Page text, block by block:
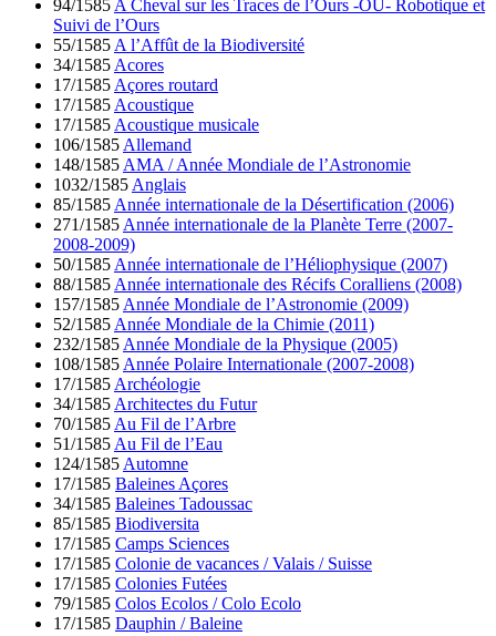
94/1585 A Cheval sur les Traces de l’Ours -OU- Robotique et
Suivi de l’Ours
55/1585 A l’Affût de la Biodiversité
34/1585 Acores
17/1585 Açores routard
17/1585 Acoustique
17/1585 Acoustique musicale
106/1585 Allemand
148/1585 AMA / Année Mondiale de l’Astronomie
1032/1585 Anglais
85/1585 Année internationale de la Désertification (2006)
271/1585 Année internationale de la Planète Terre (2007-
2008-2009)
50/1585 Année internationale de l’Héliophysique (2007)
88/1585 Année internationale des Récifs Coralliens (2008)
157/1585 Année Mondiale de l’Astronomie (2009)
52/1585 Année Mondiale de la Chimie (2011)
232/1585 Année Mondiale de la Physique (2005)
108/1585 Année Polaire Internationale (2007-2008)
17/1585 Archéologie
34/1585 Architectes du Futur
70/1585 Au Fil de l’Arbre
51/1585 Au Fil de l’Eau
124/1585 Automne
17/1585 Baleines Açores
34/1585 Baleines Tadoussac
85/1585 Biodiversita
17/1585 Camps Sciences
17/1585 Colonie de vacances / Valais / Suisse
17/1585 Colonies Futées
79/1585 Colos Ecolos / Colo Ecolo
17/1585 Dauphin / Baleine